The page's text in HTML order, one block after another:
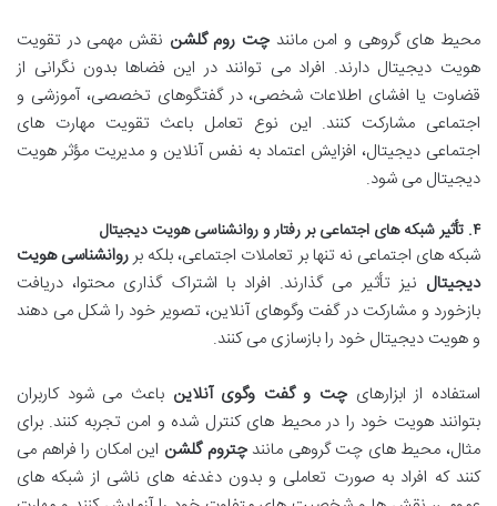
محیط های گروهی و امن مانندچت روم گلشن نقش مهمی در تقویت
هویت دیجیتال دارند. افراد می توانند در این فضاها بدون نگرانی از
قضاوت یا افشای اطلاعات شخصی، در گفتگوهای تخصصی، آموزشی و
اجتماعی مشارکت کنند. این نوع تعامل باعث تقویت مهارت های
اجتماعی دیجیتال، افزایش اعتماد به نفس آنلاین و مدیریت مؤثر هویت
دیجیتال می شود.
۴. تأثیر شبکه های اجتماعی بر رفتار و روانشناسی هویت دیجیتال
شبکه های اجتماعی نه تنها بر تعاملات اجتماعی، بلکه برروانشناسی هویت
دیجیتال نیز تأثیر می گذارند. افراد با اشتراک گذاری محتوا، دریافت
بازخورد و مشارکت در گفت وگوهای آنلاین، تصویر خود را شکل می دهند
و هویت دیجیتال خود را بازسازی می کنند.
استفاده از ابزارهایچت و گفت وگوی آنلاین باعث می شود کاربران
بتوانند هویت خود را در محیط های کنترل شده و امن تجربه کنند. برای
مثال، محیط های چت گروهی مانندچتروم گلشن این امکان را فراهم می
کنند که افراد به صورت تعاملی و بدون دغدغه های ناشی از شبکه های